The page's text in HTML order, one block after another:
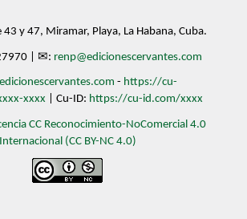
43 y 47, Miramar, Playa, La Habana, Cuba.
| ✉: renp@edicionescervantes.com
- https://cu-
xxxx | Cu-ID: https://cu-id.com/xxxx
CC Reconocimiento-NoComercial 4.0
Internacional (CC BY-NC 4.0)